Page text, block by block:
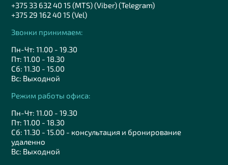
+375 33 632 40 15 (MTS) (Viber) (Telegram)
+375 29 162 40 15 (Vel)
Звонки принимаем:
Пн-Чт: 11.00 - 19.30
Пт: 11.00 - 18.30
Сб: 11.30 - 15.00
Вс: Выходной
Режим работы офиса:
Пн-Чт: 11.00 - 19.30
Пт: 11.00 - 18.30
Сб: 11.30 - 15.00 - консультация и бронирование
удаленно
Вс: Выходной